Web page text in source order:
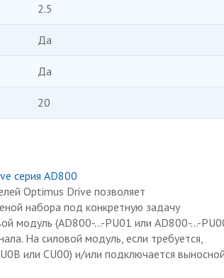
2.5
Да
Да
20
серия AD800
Optimus Drive позволяет
набора под конкретную задачу
модуль (AD800-…-PU01 или AD800-…-
На силовой модуль, если требуется,
или CU00) и/или подключается